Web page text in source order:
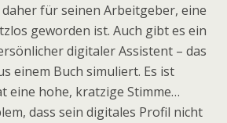
für seinen Arbeitgeber, eine
geworden ist. Auch gibt es ein
digitaler Assistent – das
einem Buch simuliert. Es ist
eine hohe, kratzige Stimme…
dass sein digitales Profil nicht